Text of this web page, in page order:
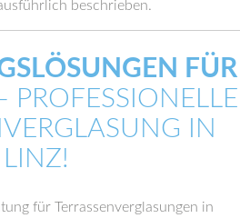
beschrieben.
FÜR
PROFESSIONELLE
IN
LINZ!
für Terrassenverglasungen in